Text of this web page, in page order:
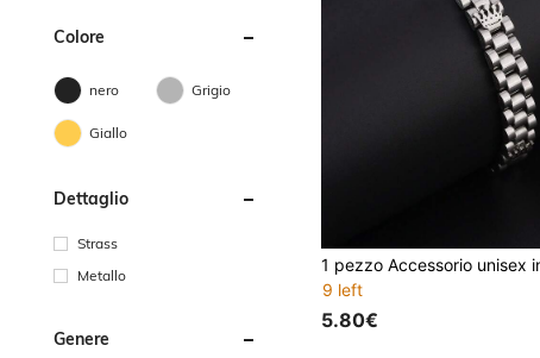
Colore
nero Grigio
Giallo
Dettaglio
Strass
Metallo
Genere
9 left
5.80€